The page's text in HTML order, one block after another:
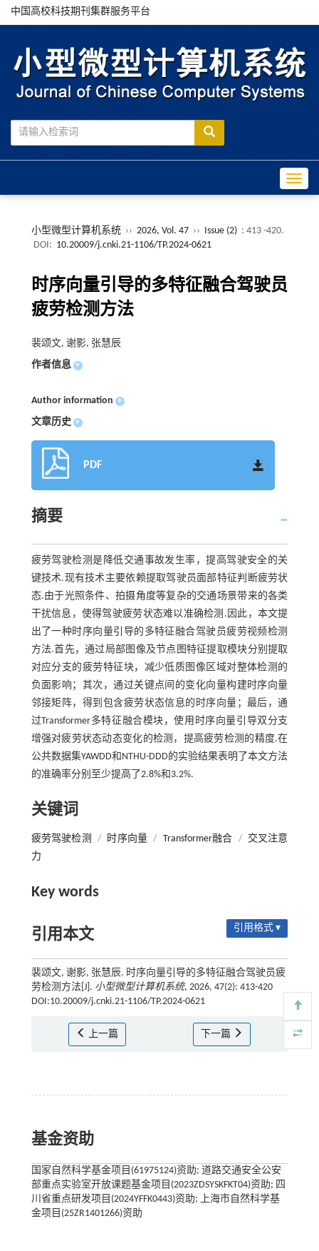
中国高校科技期刊集群服务平台
小型微型计算机系统 ›› 2026, Vol. 47 ›› Issue (2) : 413 -420.
DOI: 10.20009/j.cnki.21-1106/TP.2024-0621
时序向量引导的多特征融合驾驶员
疲劳检测方法
裴颂文, 谢影, 张慧辰
作者信息 +
Author information +
文章历史 +
PDF
摘要
疲劳驾驶检测是降低交通事故发生率，提高驾驶安全的关
键技术.现有技术主要依赖提取驾驶员面部特征判断疲劳状
态.由于光照条件、拍摄角度等复杂的交通场景带来的各类
干扰信息，使得驾驶疲劳状态难以准确检测.因此，本文提
出了一种时序向量引导的多特征融合驾驶员疲劳视频检测
方法.首先，通过局部图像及节点图特征提取模块分别提取
对应分支的疲劳特征块，减少低质图像区域对整体检测的
负面影响；其次，通过关键点间的变化向量构建时序向量
邻接矩阵，得到包含疲劳状态信息的时序向量；最后，通
过Transformer多特征融合模块，使用时序向量引导双分支
增强对疲劳状态动态变化的检测，提高疲劳检测的精度.在
公共数据集YAWDD和NTHU-DDD的实验结果表明了本文方法
的准确率分别至少提高了2.8%和3.2%.
关键词
疲劳驾驶检测 / 时序向量 / Transformer融合 /
交叉注意
力
Key words
引用本文 引用格式 ▾
裴颂文, 谢影, 张慧辰. 时序向量引导的多特征融合驾驶员疲
劳检测方法[J]. 小型微型计算机系统, 2026, 47(2): 413-420
DOI:10.20009/j.cnki.21-1106/TP.2024-0621
上一篇 下一篇
基金资助
国家自然科学基金项目(61975124)资助; 道路交通安全公安
部重点实验室开放课题基金项目(2023ZDSYSKFKT04)资助; 四
川省重点研发项目(2024YFFK0443)资助; 上海市自然科学基
金项目(25ZR1401266)资助